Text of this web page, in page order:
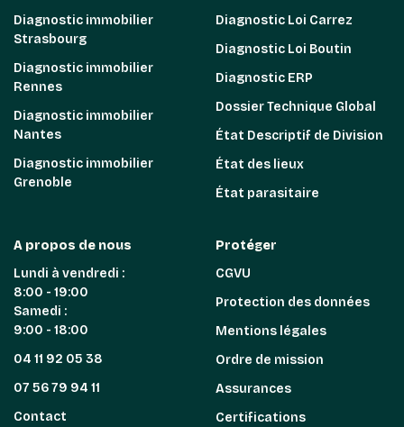
Diagnostic immobilier
Strasbourg
Diagnostic immobilier
Rennes
Diagnostic immobilier
Nantes
Diagnostic immobilier
Grenoble
Diagnostic Loi Carrez
Diagnostic Loi Boutin
Diagnostic ERP
Dossier Technique Global
État Descriptif de Division
État des lieux
État parasitaire
A propos de nous
Lundi à vendredi :
8:00 - 19:00
Samedi :
9:00 - 18:00
04 11 92 05 38
07 56 79 94 11
Contact
Protéger
CGVU
Protection des données
Mentions légales
Ordre de mission
Assurances
Certifications